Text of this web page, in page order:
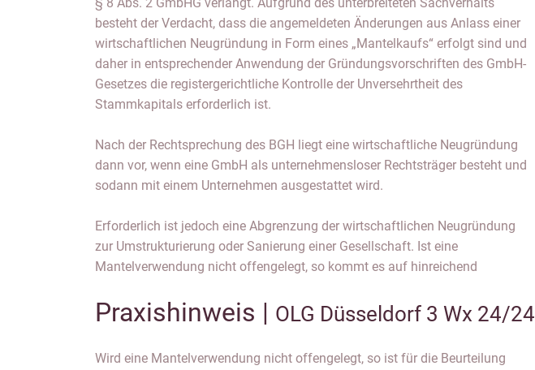
besteht der Verdacht, dass die angemeldeten Änderungen aus Anlass einer
wirtschaftlichen Neugründung in Form eines „Mantelkaufs“ erfolgt sind und
daher in entsprechender Anwendung der Gründungsvorschriften des GmbH-
Gesetzes die registergerichtliche Kontrolle der Unversehrtheit des
Stammkapitals erforderlich ist.
Nach der Rechtsprechung des BGH liegt eine wirtschaftliche Neugründung
dann vor, wenn eine GmbH als unternehmensloser Rechtsträger besteht und
sodann mit einem Unternehmen ausgestattet wird.
Erforderlich ist jedoch eine Abgrenzung der wirtschaftlichen Neugründung
zur Umstrukturierung oder Sanierung einer Gesellschaft. Ist eine
Mantelverwendung nicht offengelegt, so kommt es auf hinreichend
Praxishinweis | OLG Düsseldorf 3 Wx 24/24
Wird eine Mantelverwendung nicht offengelegt, so ist für die Beurteilung
Bestellung eines neuen Geschäftsführers oder Veräußerung der